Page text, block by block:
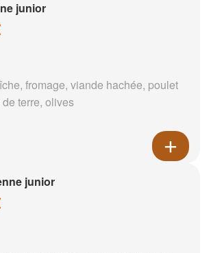
junior
fromage, viande hachée, poulet
terre, olives
junior